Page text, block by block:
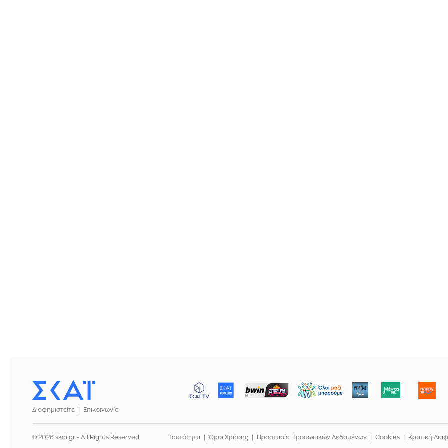
Διαφημιστείτε
Επικοινωνία
© 2026 skai.gr - All Rights Reserved Ταυτότητα Όροι Χρήσης Προστασία Προσωπικών Δεδομένων Cookies Κρατική